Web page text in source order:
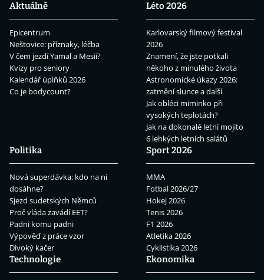
Aktuálně
Epicentrum
Neštovice: příznaky, léčba
V čem jezdí Yamal a Mesii?
Kvízy pro seniory
Kalendář úplňků 2026
Co je bodycount?
Léto 2026
Karlovarský filmový festival
2026
Znamení, že jste potkali
někoho z minulého života
Astronomické úkazy 2026:
zatmění slunce a další
Jak obléci miminko při
vysokých teplotách?
Jak na dokonalé letní mojito
6 lehkých letních salátů
Politika
Nová superdávka: kdo na ní
dosáhne?
Sjezd sudetských Němců
Proč vláda zavádí EET?
Padni komu padni
Výpověď z práce vzor
Divoký kačer
Sport 2026
MMA
Fotbal 2026/27
Hokej 2026
Tenis 2026
F1 2026
Atletika 2026
Cyklistika 2026
Technologie
Ekonomika